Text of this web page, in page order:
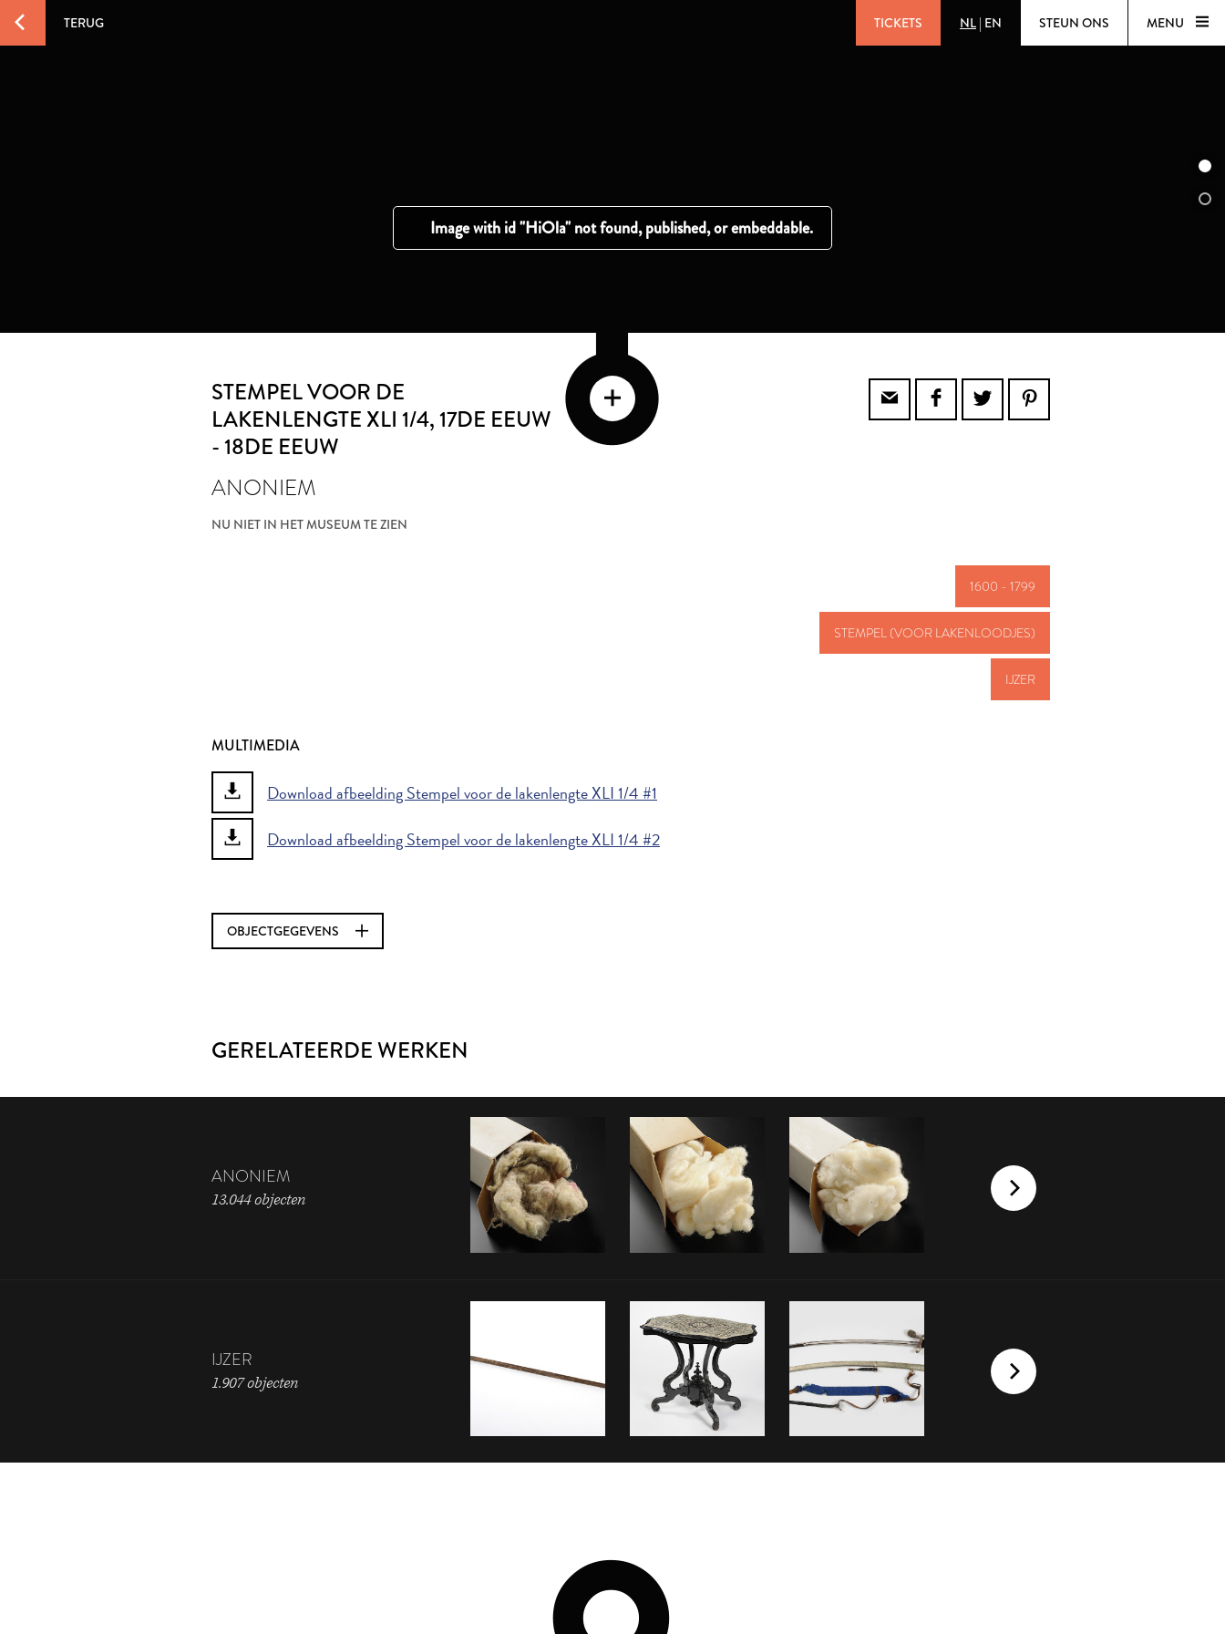
TERUG TICKETS NL | EN STEUN ONS MENU
STEMPEL VOOR DE
LAKENLENGTE XLI 1/4, 17DE EEUW
- 18DE EEUW
ANONIEM
NU NIET IN HET MUSEUM TE ZIEN
1600 - 1799
STEMPEL (VOOR LAKENLOODJES)
IJZER
MULTIMEDIA
Download afbeelding Stempel voor de lakenlengte XLI 1/4 #1
Download afbeelding Stempel voor de lakenlengte XLI 1/4 #2
OBJECTGEGEVENS
GERELATEERDE WERKEN
ANONIEM
13.044 objecten
IJZER
1.907 objecten